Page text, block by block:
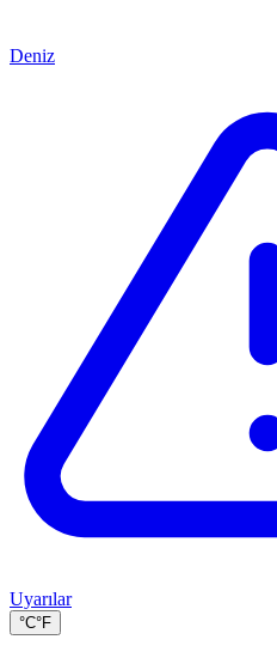
Deniz
Uyarılar
°C°F